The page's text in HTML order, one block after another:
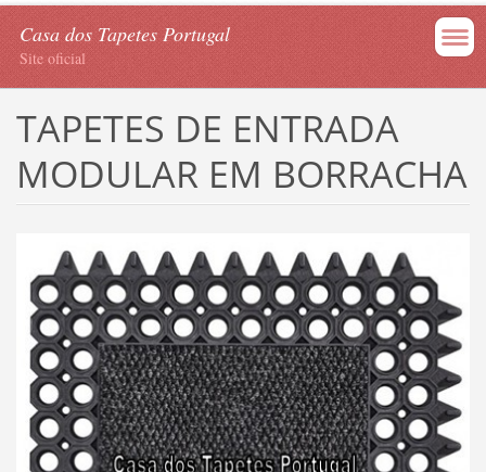
Casa dos Tapetes Portugal
Site oficial
TAPETES DE ENTRADA
MODULAR EM BORRACHA